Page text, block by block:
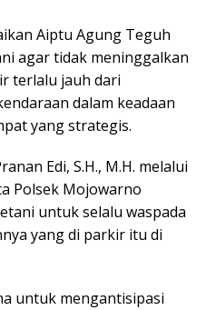
Aiptu Agung Teguh
agar tidak meninggalkan
terlalu jauh dari
dalam keadaan
yang strategis.
Edi, S.H., M.H. melalui
Polsek Mojowarno
untuk selalu waspada
yang di parkir itu di
untuk mengantisipasi